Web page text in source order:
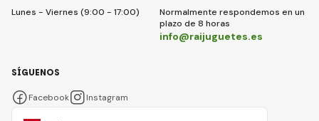
Lunes - Viernes (9:00 - 17:00)
Normalmente respondemos en un
plazo de 8 horas
info@raijuguetes.es
SÍGUENOS
Facebook Instagram